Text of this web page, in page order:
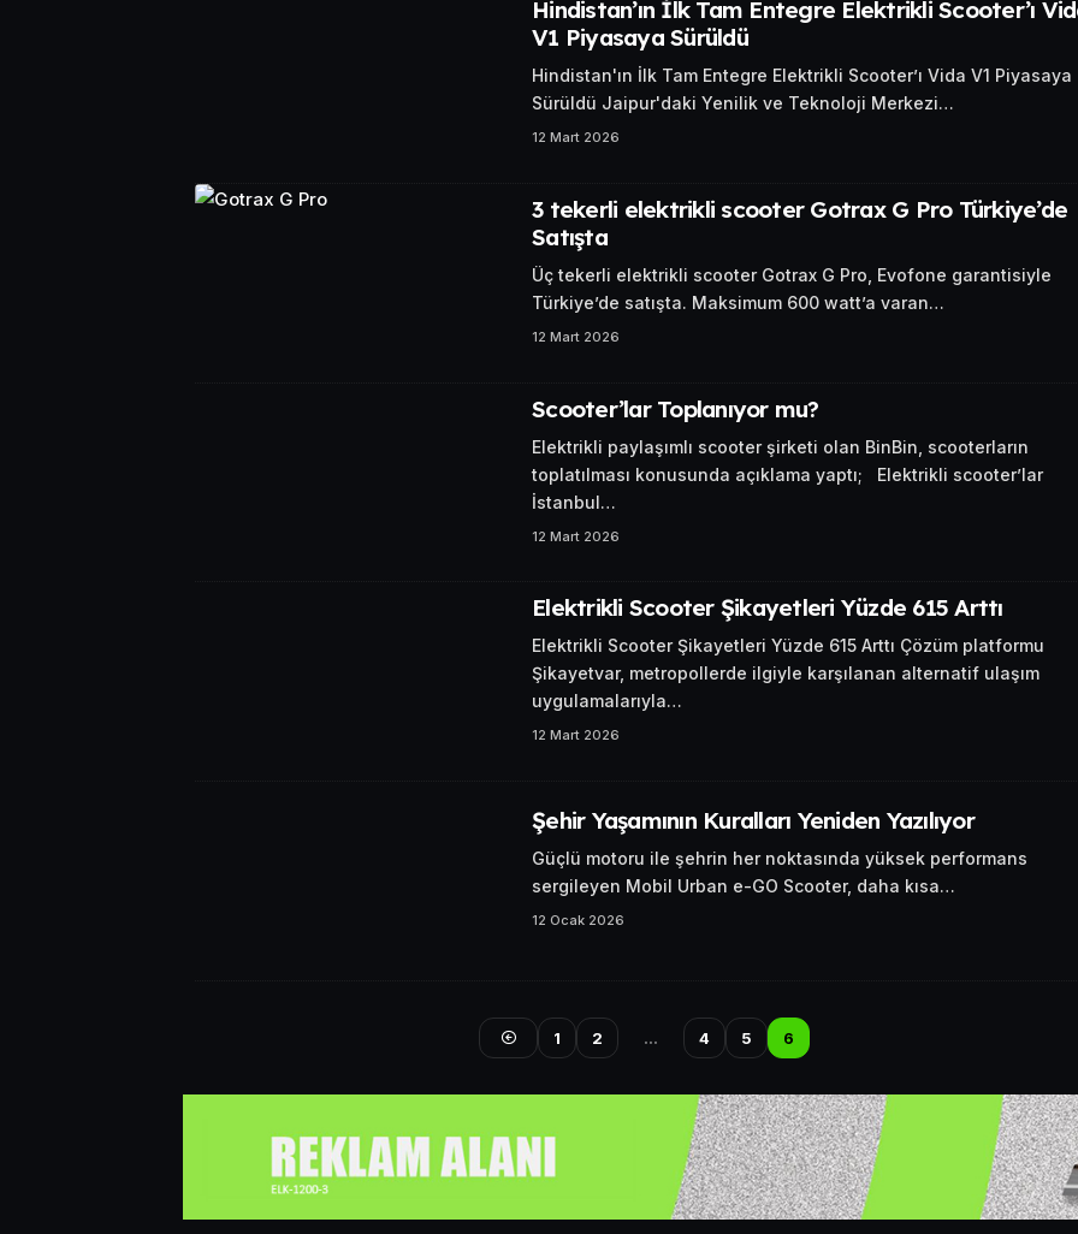
Hindistan’ın İlk Tam Entegre Elektrikli Scooter’ı
V1 Piyasaya Sürüldü
Hindistan'ın İlk Tam Entegre Elektrikli Scooter’ı Vida V1 Piyasaya
Sürüldü Jaipur'daki Yenilik ve Teknoloji Merkezi…
12 Mart 2026
3 tekerli elektrikli scooter Gotrax G Pro Türkiye’de
Satışta
Üç tekerli elektrikli scooter Gotrax G Pro, Evofone garantisiyle
Türkiye’de satışta. Maksimum 600 watt’a varan…
12 Mart 2026
Scooter’lar Toplanıyor mu?
Elektrikli paylaşımlı scooter şirketi olan BinBin, scooterların
toplatılması konusunda açıklama yaptı; Elektrikli scooter’lar
İstanbul…
12 Mart 2026
Elektrikli Scooter Şikayetleri Yüzde 615 Arttı
Elektrikli Scooter Şikayetleri Yüzde 615 Arttı Çözüm platformu
Şikayetvar, metropollerde ilgiyle karşılanan alternatif ulaşım
uygulamalarıyla…
12 Mart 2026
Şehir Yaşamının Kuralları Yeniden Yazılıyor
Güçlü motoru ile şehrin her noktasında yüksek performans
sergileyen Mobil Urban e-GO Scooter, daha kısa…
12 Ocak 2026
1 2 … 4 5 6